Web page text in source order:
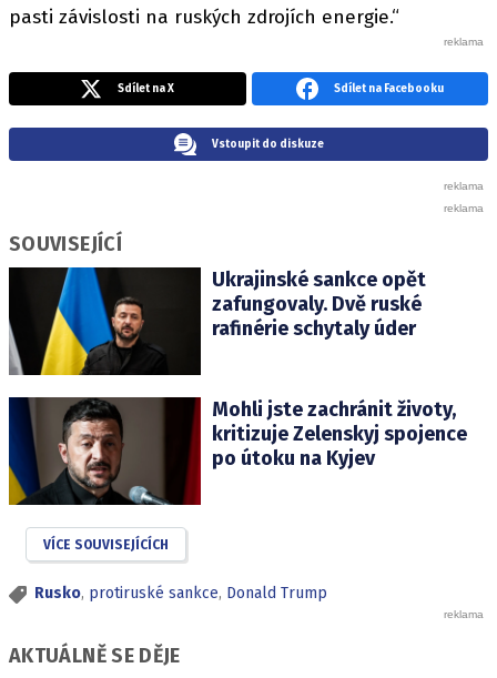
pasti závislosti na ruských zdrojích energie.“
Sdílet na X Sdílet na Facebooku
Vstoupit do diskuze
SOUVISEJÍCÍ
Ukrajinské sankce opět
zafungovaly. Dvě ruské
rafinérie schytaly úder
Mohli jste zachránit životy,
kritizuje Zelenskyj spojence
po útoku na Kyjev
VÍCE SOUVISEJÍCÍCH
Rusko, protiruské sankce, Donald Trump
AKTUÁLNĚ SE DĚJE